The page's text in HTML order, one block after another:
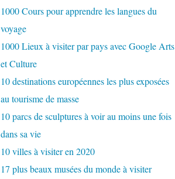
1000 Cours pour apprendre les langues du
voyage
1000 Lieux à visiter par pays avec Google Arts
et Culture
10 destinations européennes les plus exposées
au tourisme de masse
10 parcs de sculptures à voir au moins une fois
dans sa vie
10 villes à visiter en 2020
17 plus beaux musées du monde à visiter